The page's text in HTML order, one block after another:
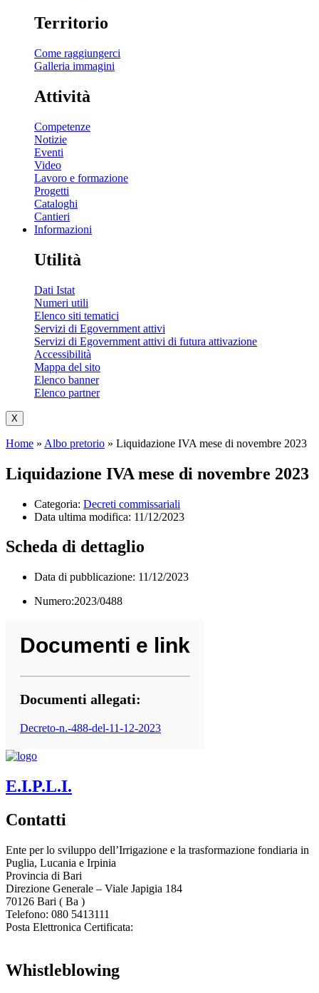
Territorio
Come raggiungerci
Galleria immagini
Attività
Competenze
Notizie
Eventi
Video
Lavoro e formazione
Progetti
Cataloghi
Cantieri
Informazioni
Utilità
Dati Istat
Numeri utili
Elenco siti tematici
Servizi di Egovernment attivi
Servizi di Egovernment attivi di futura attivazione
Accessibilità
Mappa del sito
Elenco banner
Elenco partner
X
Home » Albo pretorio » Liquidazione IVA mese di novembre 2023
Liquidazione IVA mese di novembre 2023
Categoria: Decreti commissariali
Data ultima modifica: 11/12/2023
Scheda di dettaglio
Data di pubblicazione: 11/12/2023
Numero:2023/0488
Documenti e link
Documenti allegati:
Decreto-n.-488-del-11-12-2023
E.I.P.L.I.
Contatti
Ente per lo sviluppo dell’Irrigazione e la trasformazione fondiaria in
Puglia, Lucania e Irpinia
Provincia di Bari
Direzione Generale – Viale Japigia 184
70126 Bari ( Ba )
Telefono: 080 5413111
Posta Elettronica Certificata:
Whistleblowing